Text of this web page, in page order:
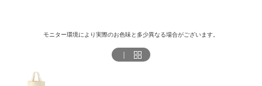
モニター環境により実際のお色味と多少異なる場合がございます。
｜